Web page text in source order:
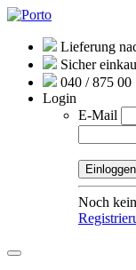
Lieferung
Sicher
040 / 875 00
Login
E-Mail
Noch